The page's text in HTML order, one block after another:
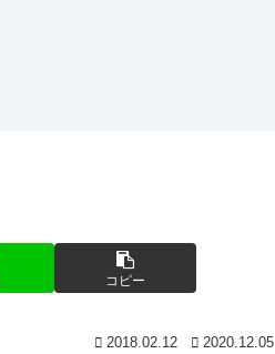
コピー
2018.02.12 2020.12.05